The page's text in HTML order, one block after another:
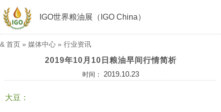
IGO世界粮油展（IGO China）
& 首页 » 媒体中心 » 行业资讯
2019年10月10日粮油早间行情简析
时间： 2019.10.23
大豆：